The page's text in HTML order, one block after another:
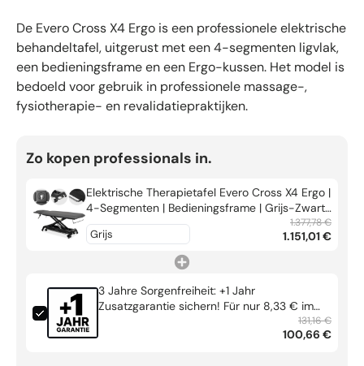
De Evero Cross X4 Ergo is een professionele elektrische
behandeltafel, uitgerust met een 4-segmenten ligvlak,
een bedieningsframe en een Ergo-kussen. Het model is
bedoeld voor gebruik in professionele massage-,
fysiotherapie- en revalidatiepraktijken.
Zo kopen professionals in.
Elektrische Therapietafel Evero Cross X4 Ergo |
4-Segmenten | Bedieningsframe | Grijs-Zwart |
3 Jaar Garantie
1.377,78 €
1.151,01 €
3 Jahre Sorgenfreiheit: +1 Jahr
Zusatzgarantie sichern! Für nur 8,33 € im
131,16 €
100,66 €